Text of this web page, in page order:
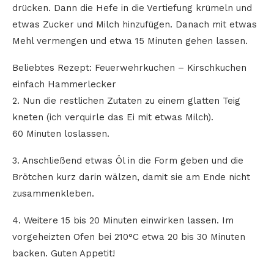
drücken. Dann die Hefe in die Vertiefung krümeln und
etwas Zucker und Milch hinzufügen. Danach mit etwas
Mehl vermengen und etwa 15 Minuten gehen lassen.
Beliebtes Rezept: Feuerwehrkuchen – Kirschkuchen
einfach Hammerlecker
2. Nun die restlichen Zutaten zu einem glatten Teig
kneten (ich verquirle das Ei mit etwas Milch).
60 Minuten loslassen.
3. Anschließend etwas Öl in die Form geben und die
Brötchen kurz darin wälzen, damit sie am Ende nicht
zusammenkleben.
4. Weitere 15 bis 20 Minuten einwirken lassen. Im
vorgeheizten Ofen bei 210°C etwa 20 bis 30 Minuten
backen. Guten Appetit!